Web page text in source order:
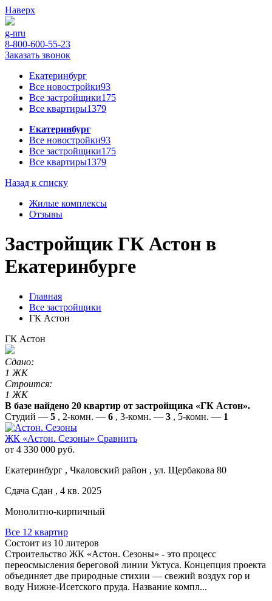
Наверх
g-nru
8-800-600-55-23
Заказать звонок
Екатеринбург
Все новостройки93
Все застройщики175
Все квартиры1379
Екатеринбург
Все новостройки93
Все застройщики175
Все квартиры1379
Назад к списку
Жилые комплексы
Отзывы
Застройщик ГК Астон в
Екатеринбурге
Главная
Все застройщики
ГК Астон
ГК Астон
Сдано:
1 ЖК
Строится:
1 ЖК
В базе найдено 20 квартир от застройщика «ГК Астон».
Студий — 5 , 2-комн. — 6 , 3-комн. — 3 , 5-комн. — 1
ЖК «Астон. Сезоны» Сравнить
от 4 330 000 руб.
Екатеринбург , Чкаловский район , ул. Щербакова 80
Сдача Сдан , 4 кв. 2025
Монолитно-кирпичный
Все 12 квартир
Состоит из 10 литеров
Строительство ЖК «Астон. Сезоны» - это процесс
переосмысления береговой линии Уктуса. Концепция проекта
объединяет две природные стихии — свежий воздух гор и
воду Нижне-Исетского пруда. Название компл...